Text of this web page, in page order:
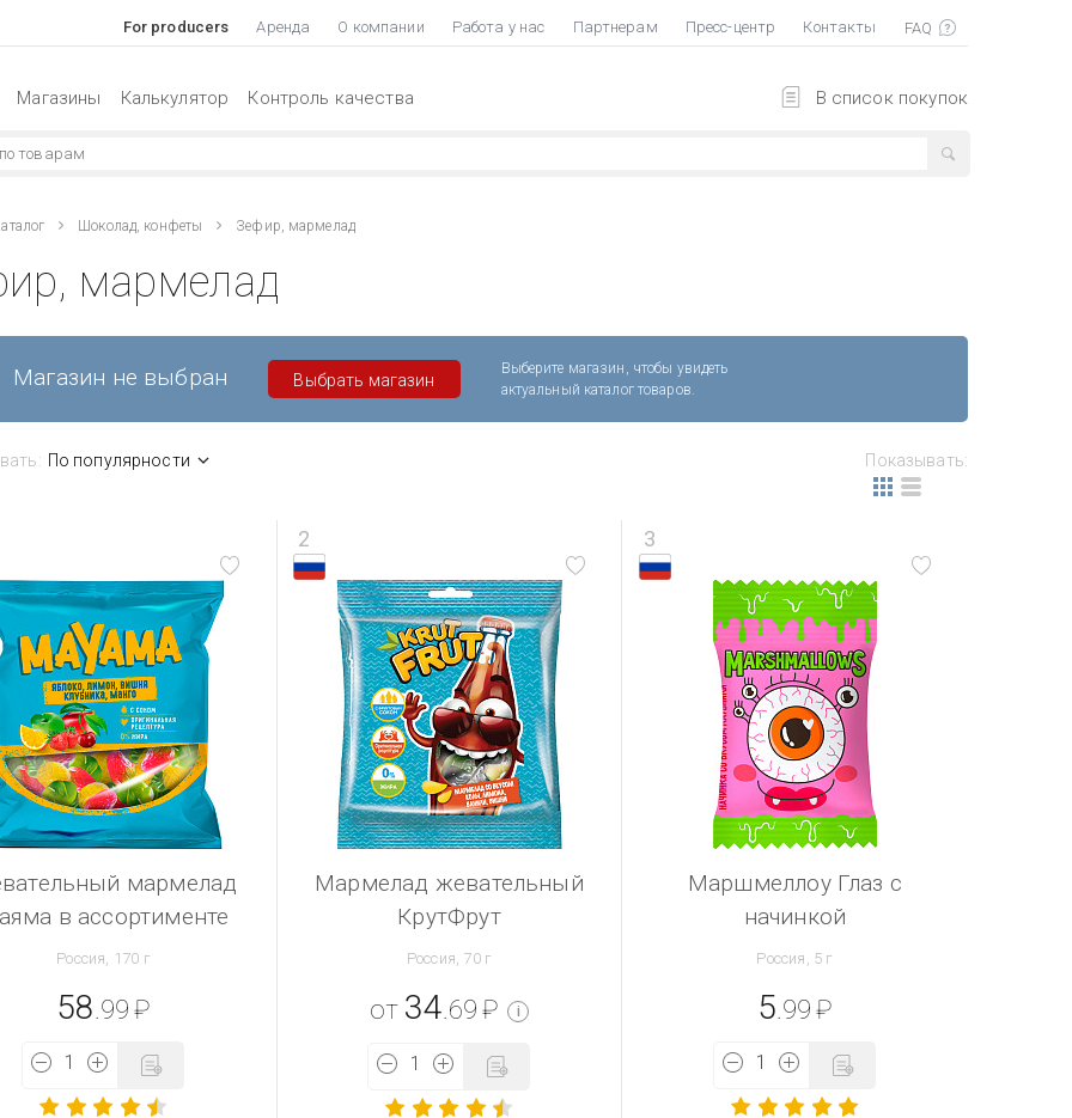
For producers Аренда О компании Работа у нас Партнерам Пресс-центр Контакты
В список покупок
Магазины Калькулятор Контроль качества
Шоколад, конфеты Зефир, мармелад
мармелад
Магазин не выбран Выбрать магазин
Выберите магазин, чтобы увидеть
актуальный каталог товаров.
По популярности Показывать:
мармелад
в ассортименте
Россия, 170 г
58 .99 ₽
2
Мармелад жевательный
КрутФрут
Россия, 70 г
от 34 .69 ₽ i
3
Маршмеллоу Глаз с
начинкой
Россия, 5 г
5 .99 ₽